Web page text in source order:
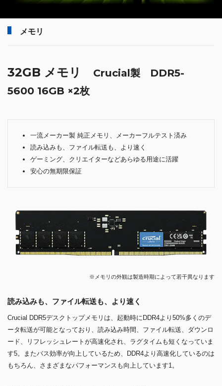
メモリ
32GB メモリ
Crucial製 DDR5-
5600 16GB ×2枚
一流メーカー製 純正メモリ、メーカーフルテスト済み
読み込みも、ファイル転送も、より速く
ゲーミング、クリエイターなどあらゆる用途に活躍
安心の無期限保証
※メモリの外観は製造時期によって若干異なります
読み込みも、ファイル転送も、より速く
Crucial DDR5デスクトップメモリは、起動時にDDR4より50%多くのデ
ータ転送が可能となっており、読み込み時間、ファイル転送、ダウンロ
ード、リフレッシュレートが高速化され、ラグタイムも短くなっていま
す5。またバス効率が向上しているため、DDR4より高速化しているのは
もちろん、さまざまなパフォーマンスも向上しています1。